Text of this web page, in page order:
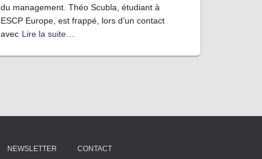
du management. Théo Scubla, étudiant à
ESCP Europe, est frappé, lors d’un contact
avec Lire la suite…
NEWSLETTER CONTACT